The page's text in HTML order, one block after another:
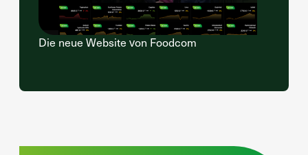
Die neue Website von Foodcom